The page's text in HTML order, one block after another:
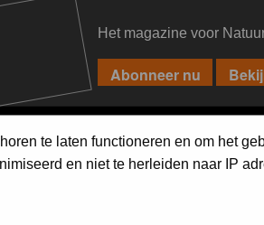
Het magazine voor
te laten functioneren en om het
en niet te herleiden naar IP